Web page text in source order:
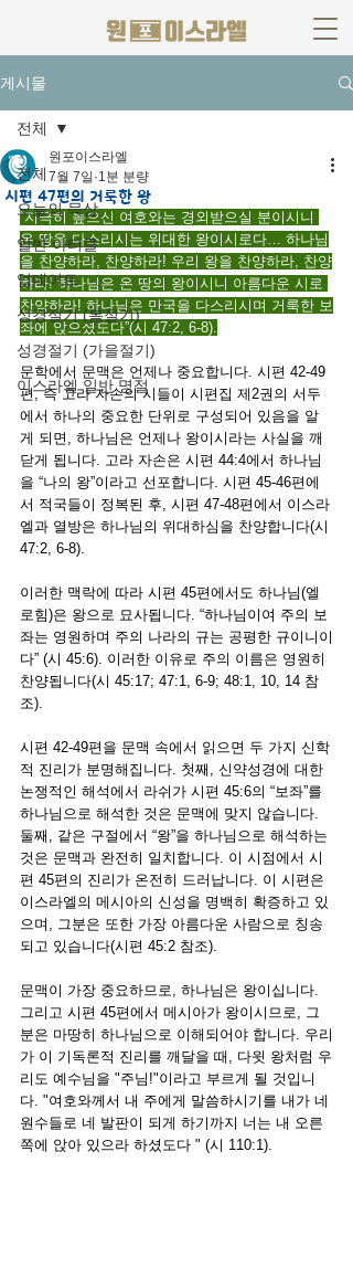
게시물
전체
오늘의 묵상
일반 아티클
업데이트
성경절기 (봄절기)
성경절기 (가을절기)
이스라엘 일반 명절
전체
시편 47편의 거룩한 왕
원포이스라엘
7월 7일 1분 분량
“지극히 높으신 여호와는 경외받으실 분이시니
온 땅을 다스리시는 위대한 왕이시로다… 하나님
을 찬양하라, 찬양하라! 우리 왕을 찬양하라, 찬양
하라! 하나님은 온 땅의 왕이시니 아름다운 시로
찬양하라! 하나님은 만국을 다스리시며 거룩한 보
좌에 앉으셨도다”(시 47:2, 6-8).
문학에서 문맥은 언제나 중요합니다. 시편 42-49
편, 즉 고라 자손의 시들이 시편집 제2권의 서두
에서 하나의 중요한 단위로 구성되어 있음을 알
게 되면, 하나님은 언제나 왕이시라는 사실을 깨
닫게 됩니다. 고라 자손은 시편 44:4에서 하나님
을 “나의 왕”이라고 선포합니다. 시편 45-46편에
서 적국들이 정복된 후, 시편 47-48편에서 이스라
엘과 열방은 하나님의 위대하심을 찬양합니다(시
47:2, 6-8).
이러한 맥락에 따라 시편 45편에서도 하나님(엘
로힘)은 왕으로 묘사됩니다. “하나님이여 주의 보
좌는 영원하며 주의 나라의 규는 공평한 규이니이
다” (시 45:6). 이러한 이유로 주의 이름은 영원히
찬양됩니다(시 45:17; 47:1, 6-9; 48:1, 10, 14 참
조).
시편 42-49편을 문맥 속에서 읽으면 두 가지 신학
적 진리가 분명해집니다. 첫째, 신약성경에 대한
논쟁적인 해석에서 라쉬가 시편 45:6의 “보좌”를
하나님으로 해석한 것은 문맥에 맞지 않습니다.
둘째, 같은 구절에서 “왕”을 하나님으로 해석하는
것은 문맥과 완전히 일치합니다. 이 시점에서 시
편 45편의 진리가 온전히 드러납니다. 이 시편은
이스라엘의 메시아의 신성을 명백히 확증하고 있
으며, 그분은 또한 가장 아름다운 사람으로 칭송
되고 있습니다(시편 45:2 참조).
문맥이 가장 중요하므로, 하나님은 왕이십니다.
그리고 시편 45편에서 메시아가 왕이시므로, 그
분은 마땅히 하나님으로 이해되어야 합니다. 우리
가 이 기독론적 진리를 깨달을 때, 다윗 왕처럼 우
리도 예수님을 "주님!"이라고 부르게 될 것입니
다. "여호와께서 내 주에게 말씀하시기를 내가 네
원수들로 네 발판이 되게 하기까지 너는 내 오른
쪽에 앉아 있으라 하셨도다 " (시 110:1).